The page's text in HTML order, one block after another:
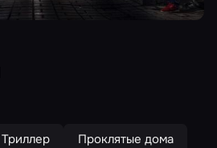
Триллер
Проклятые дома